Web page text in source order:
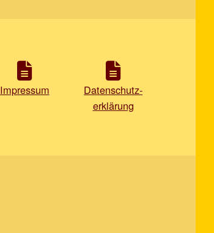
Impressum
Datenschutz-
erklärung